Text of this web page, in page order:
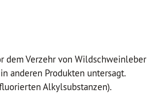
dem Verzehr von Wildschweinleber
anderen Produkten untersagt.
Alkylsubstanzen).